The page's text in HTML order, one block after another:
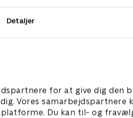
Detaljer
for at give dig den
Vores samarbejdspartnere
Du kan til- og